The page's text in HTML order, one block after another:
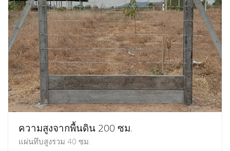
ความสูงจากพื้นดิน 200 ซม.
แผ่นทึบสูงรวม 40 ซม.